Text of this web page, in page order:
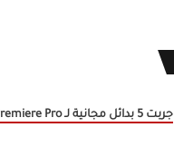
جربت 5 بدائل مجانية لـ Premiere Pro وهذا ما اعتمدته